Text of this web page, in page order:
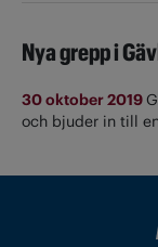
Nya grepp i
30 oktober 2019
och bjuder in till